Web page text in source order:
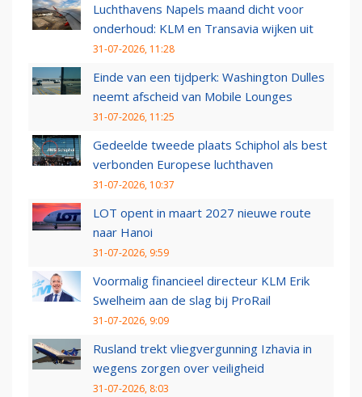
Luchthavens Napels maand dicht voor
onderhoud: KLM en Transavia wijken uit
31-07-2026, 11:28
Einde van een tijdperk: Washington Dulles
neemt afscheid van Mobile Lounges
31-07-2026, 11:25
Gedeelde tweede plaats Schiphol als best
verbonden Europese luchthaven
31-07-2026, 10:37
LOT opent in maart 2027 nieuwe route
naar Hanoi
31-07-2026, 9:59
Voormalig financieel directeur KLM Erik
Swelheim aan de slag bij ProRail
31-07-2026, 9:09
Rusland trekt vliegvergunning Izhavia in
wegens zorgen over veiligheid
31-07-2026, 8:03